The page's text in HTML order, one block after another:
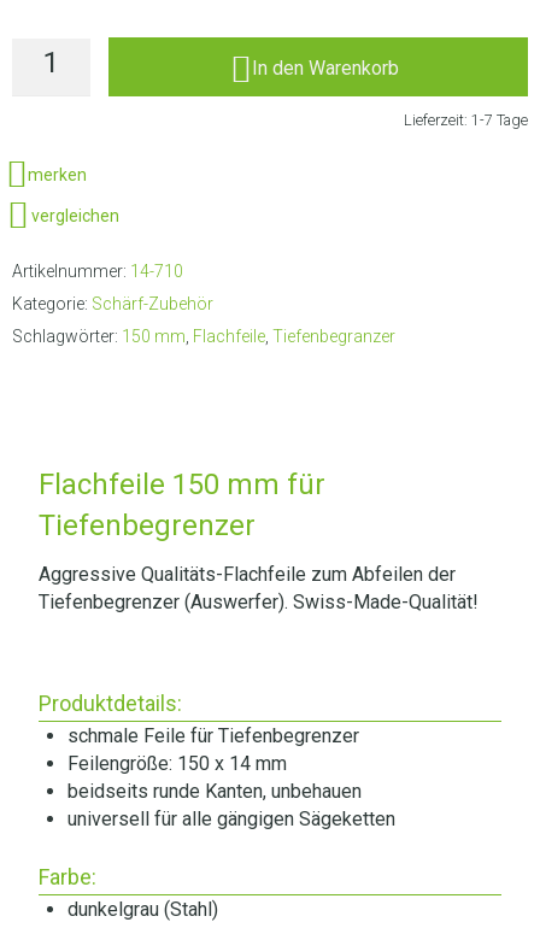
In den Warenkorb
Lieferzeit: 1-7 Tage
merken
vergleichen
Artikelnummer: 14-710
Kategorie: Schärf-Zubehör
Schlagwörter: 150 mm Flachfeile Tiefenbegranzer
Flachfeile 150 mm für
Tiefenbegrenzer
Aggressive Qualitäts-Flachfeile zum Abfeilen der
Tiefenbegrenzer (Auswerfer). Swiss-Made-Qualität!
Produktdetails:
schmale Feile für Tiefenbegrenzer
Feilengröße: 150 x 14 mm
beidseits runde Kanten, unbehauen
universell für alle gängigen Sägeketten
Farbe:
dunkelgrau (Stahl)